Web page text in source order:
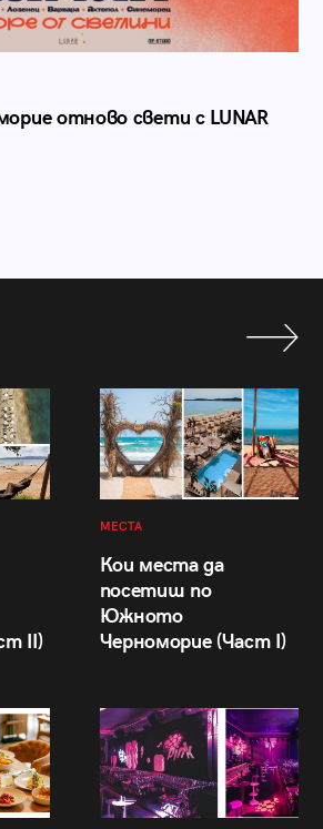
отново свети с LUNAR
II)
МЕСТА
Кои места да
посетиш по
Южното
Черноморие (Част I)